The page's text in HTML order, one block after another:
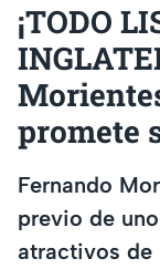
¡TODO
promete
Fernando
previo de
atractivos de